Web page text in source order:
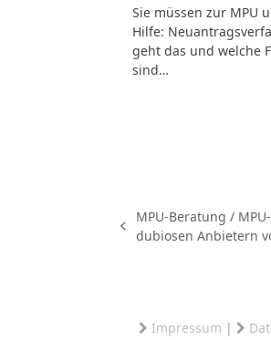
Sie müssen zur MPU
Hilfe:
geht das und welche
sind…
vorheriger
MPU-Beratung /
dubiosen Anbietern
Impressum |